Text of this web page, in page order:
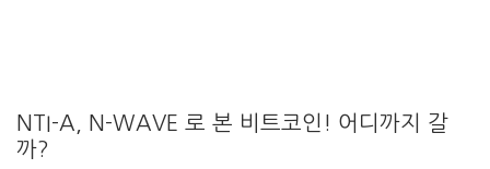
NTI-A, N-WAVE 로 본 비트코인! 어디까지 갈
까?